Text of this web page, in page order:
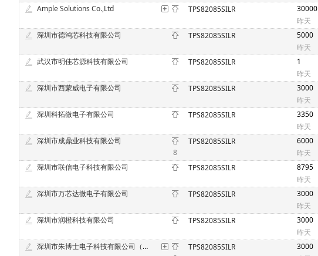
Ample Solutions Co.,Ltd TPS82085SILR
30000
昨天
深圳市德鸿芯科技有限公司 TPS82085SILR
5000
昨天
武汉市明佳芯源科技有限公司 TPS82085SILR
1
昨天
深圳市西蒙威电子有限公司 TPS82085SILR
3000
昨天
深圳科拓微电子有限公司 TPS82085SILR
3350
昨天
深圳市成鼎业科技有限公司
8
TPS82085SILR
6000
昨天
深圳市联信电子科技有限公司
TPS82085SILR
8795
昨天
深圳市万芯达微电子有限公司 TPS82085SILR
3000
昨天
深圳市润橙科技有限公司 TPS82085SILR
3000
昨天
深圳市朱博士电子科技有限公司（原深圳市中意法电子科技有限公司）
TPS82085SILR
3000